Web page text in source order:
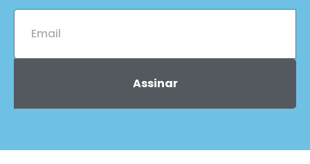
Assinar